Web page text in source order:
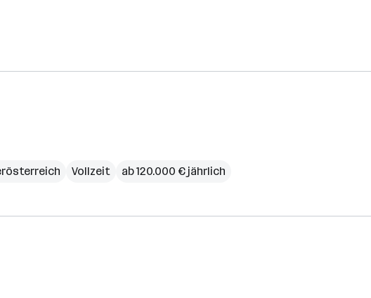
Vollzeit ab 120.000 € jährlich